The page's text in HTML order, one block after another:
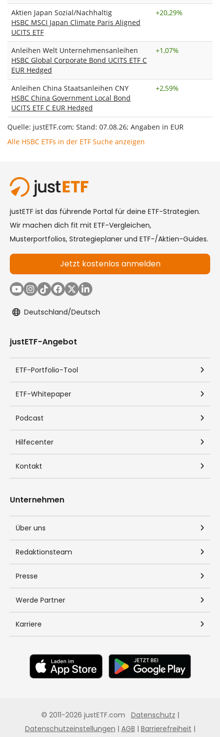
Aktien Japan Sozial/Nachhaltig
HSBC MSCI Japan Climate Paris Aligned
UCITS ETF
+20,29%
Anleihen Welt Unternehmensanleihen
HSBC Global Corporate Bond UCITS ETF C
EUR Hedged
+1,07%
Anleihen China Staatsanleihen CNY
HSBC China Government Local Bond
UCITS ETF C EUR Hedged
+2,59%
Quelle: justETF.com; Stand: 07.08.26; Angaben in EUR
Alle HSBC ETFs in der ETF Suche anzeigen